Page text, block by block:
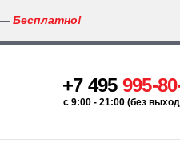
— Бесплатно!
+7 495 995-
c 9:00 - 21:00 (без